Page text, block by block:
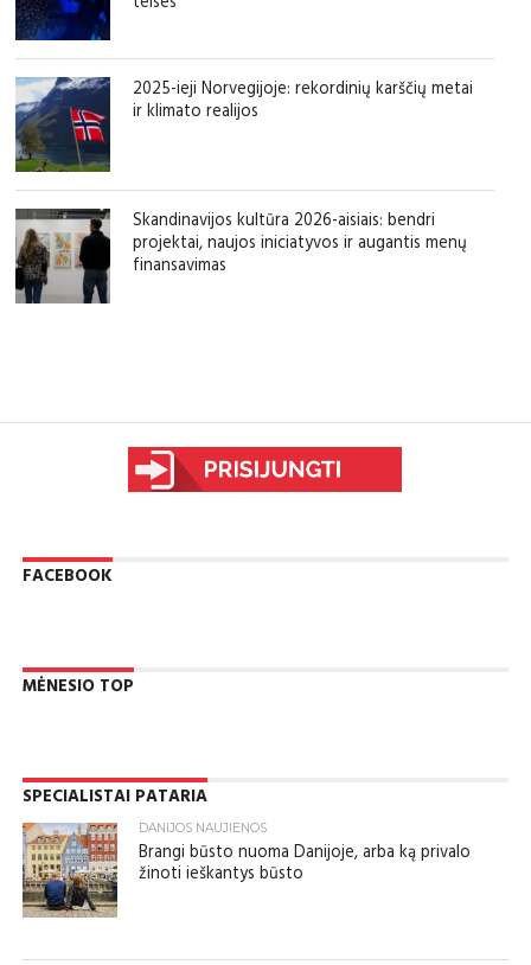
2025-ieji Norvegijoje: rekordinių karščių metai
ir klimato realijos
Skandinavijos kultūra 2026-aisiais: bendri
projektai, naujos iniciatyvos ir augantis menų
finansavimas
FACEBOOK
MĖNESIO TOP
SPECIALISTAI PATARIA
DANIJOS NAUJIENOS
Brangi būsto nuoma Danijoje, arba ką privalo
žinoti ieškantys būsto